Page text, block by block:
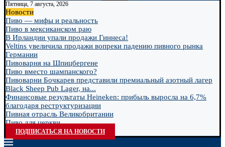
Пятница, 7 августа, 2026
Новости
Пиво — мифы и реальность
Пиво в мексиканском раю
В Ирландии упали продажи Гиннеса!
Veltins увеличила продажи вопреки падению пивного рынка
Германии
Пивоварня на Шпицбергене
Пиво вместо шампанского?
Пивоварни Бочкарев представили премиальный азотный лагер
Black Sheep Pub Lager, на...
Финансовые результаты Heineken: прибыль выросла на 6,7%
благодаря реструктуризации
Пивная отрасль Великобритании
Пиво для церкви
ПОДПИСАТЬСЯ НА НОВОСТИ